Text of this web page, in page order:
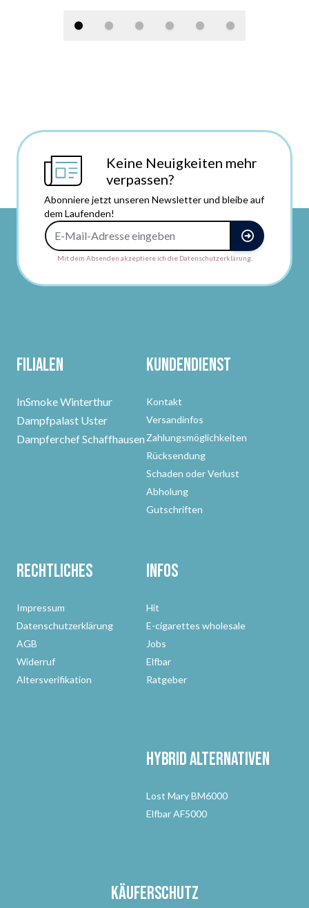
Keine Neuigkeiten mehr
verpassen?
Abonniere jetzt unseren Newsletter und bleibe auf
dem Laufenden!
Mit dem Absenden akzeptiere ich die Datenschutzerklärung.
Filialen
InSmoke Winterthur
Dampfpalast Uster
Dampferchef Schaffhausen
Kundendienst
Kontakt
Versandinfos
Zahlungsmöglichkeiten
Rücksendung
Schaden oder Verlust
Abholung
Gutschriften
Rechtliches
Impressum
Datenschutzerklärung
AGB
Widerruf
Altersverifikation
Infos
Hit
E-cigarettes wholesale
Jobs
Elfbar
Ratgeber
Hybrid Alternativen
Lost Mary BM6000
Elfbar AF5000
Käuferschutz